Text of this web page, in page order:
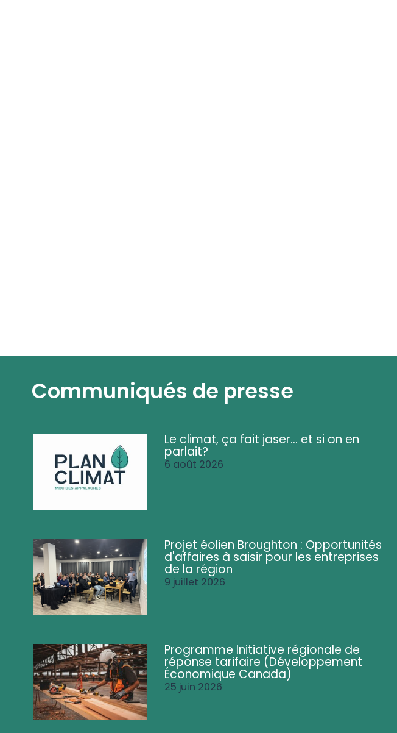
Communiqués de presse
Le climat, ça fait jaser... et si on en
parlait?
6 août 2026
Projet éolien Broughton : Opportunités
d'affaires à saisir pour les entreprises
de la région
9 juillet 2026
Programme Initiative régionale de
réponse tarifaire (Développement
Économique Canada)
25 juin 2026